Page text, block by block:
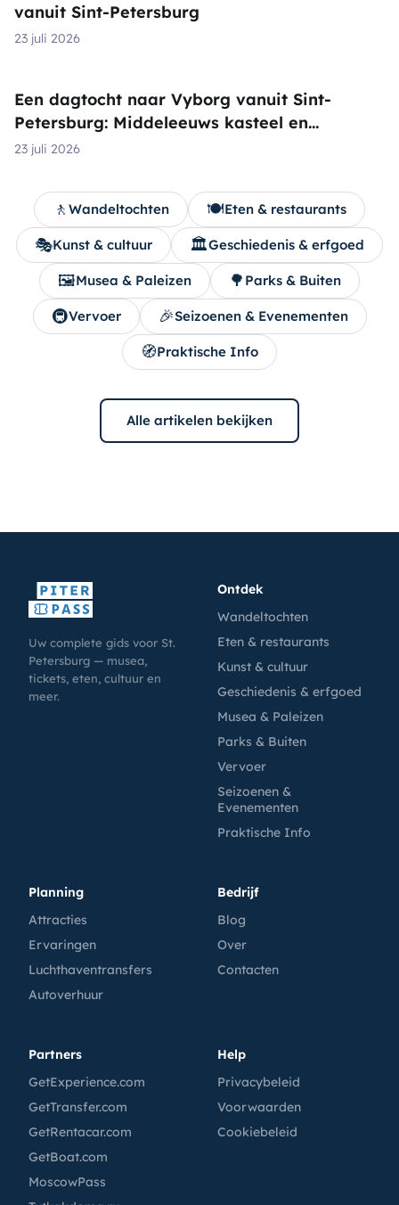
vanuit Sint-Petersburg
23 juli 2026
Een dagtocht naar Vyborg vanuit Sint-
Petersburg: Middeleeuws kasteel en
Monrepos Park
23 juli 2026
🚶 Wandeltochten 🍽️Eten & restaurants
🎭Kunst & cultuur 🏛️Geschiedenis & erfgoed
🖼️Musea & Paleizen 🌳 Parks & Buiten
🚇Vervoer 🎉Seizoenen & Evenementen
🧭Praktische Info
Alle artikelen bekijken
Uw complete gids voor St.
Petersburg — musea,
tickets, eten, cultuur en
meer.
Ontdek
Wandeltochten
Eten & restaurants
Kunst & cultuur
Geschiedenis & erfgoed
Musea & Paleizen
Parks & Buiten
Vervoer
Seizoenen &
Evenementen
Praktische Info
Planning
Attracties
Ervaringen
Luchthaventransfers
Autoverhuur
Bedrijf
Blog
Over
Contacten
Partners
GetExperience.com
GetTransfer.com
GetRentacar.com
GetBoat.com
MoscowPass
Help
Privacybeleid
Voorwaarden
Cookiebeleid